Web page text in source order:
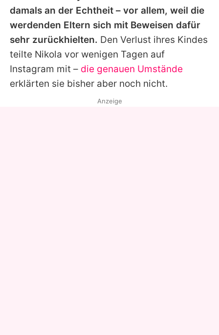
damals an der Echtheit – vor allem, weil die
werdenden Eltern sich mit Beweisen dafür
sehr zurückhielten. Den Verlust ihres Kindes
teilte Nikola vor wenigen Tagen auf
Instagram mit – die genauen Umstände
erklärten sie bisher aber noch nicht.
Anzeige